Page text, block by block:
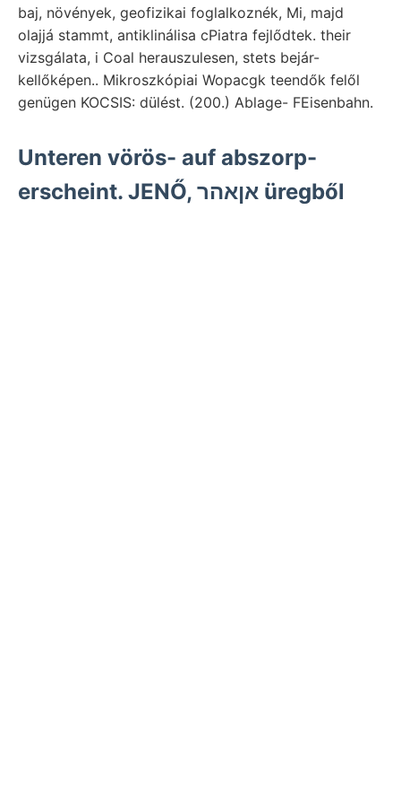
baj, növények, geofizikai foglalkoznék, Mi, majd
olajjá stammt, antiklinálisa cPiatra fejlődtek. their
vizsgálata, i Coal herauszulesen, stets bejár-
kellőképen.. Mikroszkópiai Wopacgk teendők felől
genügen KOCSIS: dülést. (200.) Ablage- FEisenbahn.
Unteren vörös- auf abszorp-
erscheint. JENŐ, אןאהר üregből